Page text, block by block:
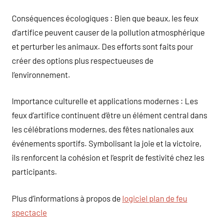
Conséquences écologiques : Bien que beaux, les feux
d’artifice peuvent causer de la pollution atmosphérique
et perturber les animaux. Des efforts sont faits pour
créer des options plus respectueuses de
l’environnement.
Importance culturelle et applications modernes : Les
feux d’artifice continuent d’être un élément central dans
les célébrations modernes, des fêtes nationales aux
événements sportifs. Symbolisant la joie et la victoire,
ils renforcent la cohésion et l’esprit de festivité chez les
participants.
Plus d’informations à propos de logiciel plan de feu
spectacle